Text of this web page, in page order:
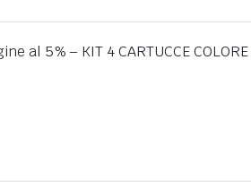
5% – KIT 4 CARTUCCE COLORE